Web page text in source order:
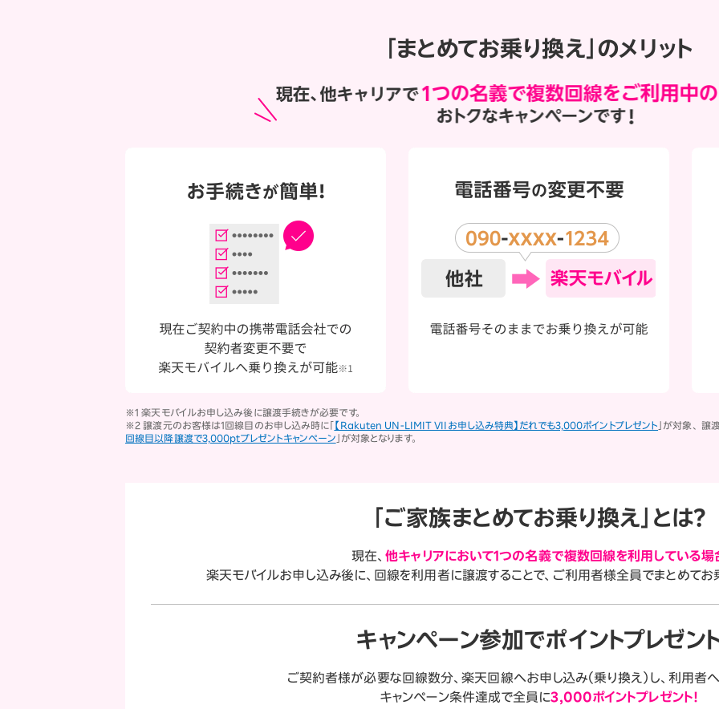
「まとめてお乗り換え」のメリット
※1 楽天モバイルお申し込み後に譲渡手続きが必要です。
※2 譲渡元のお客様は1回線目のお申し込み時に「 【Rakuten UN-LIMIT VIIお申し込み特典】だれでも3,000ポイントプレゼント 」が対象、 譲
回線目以降譲渡で3,000ptプレゼントキャンペーン 」が対象となります。
「ご家族まとめてお乗り換え」とは？
現在、他キャリアにおいて1つの名義で複数回線を利用している場
楽天モバイルお申し込み後に、回線を利用者に譲渡することで、ご利用者様全員でまとめてお
キャンペーン参加でポイントプレゼン
ご契約者様が必要な回線数分、楽天回線へお申し込み（乗り換え）し、利用者
キャンペーン条件達成で全員に3,000ポイントプレゼント！